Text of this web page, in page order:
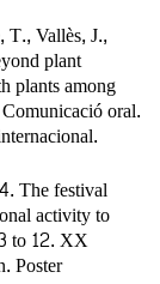
T., Vallès, J.,
plant
plants among
oral.
The festival
activity to
to 12. XX
Poster